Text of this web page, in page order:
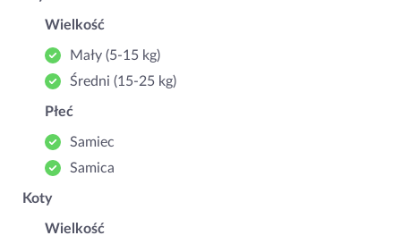
Wielkość
Mały (5‑15 kg)
Średni (15‑25 kg)
Płeć
Samiec
Samica
Koty
Wielkość